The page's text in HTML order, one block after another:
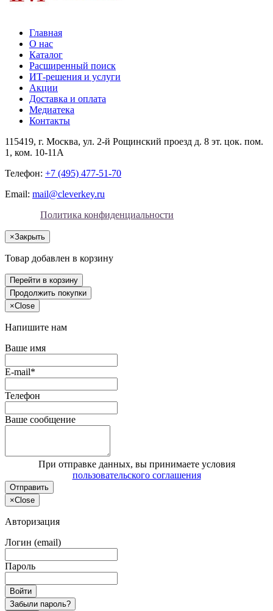
Главная
О нас
Каталог
Расширенный поиск
ИТ-решения и услуги
Акции
Доставка и оплата
Медиатека
Контакты
115419, г. Москва, ул. 2-й Рощинский проезд д. 8 эт. цок. пом.
1, ком. 10-11А
Телефон: +7 (495) 477-51-70
Email: mail@cleverkey.ru
Политика конфиденциальности
×Закрыть
Товар добавлен в корзину
Перейти в корзину
Продолжить покупки
×Close
Напишите нам
Ваше имя
E-mail*
Телефон
Ваше сообщение
При отправке данных, вы принимаете условия
пользовательского соглашения
Отправить
×Close
Авторизация
Логин (email)
Пароль
Войти
Забыли пароль?